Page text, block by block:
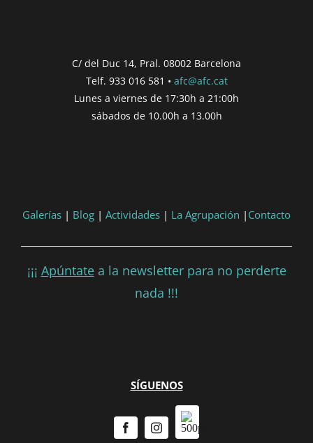
C/ del Duc 14, Pral. 08002 Barcelona
Telf. 933 016 581 • afc@afc.cat
Lunes a viernes de 17:30h a 21:00h
sábados de 10.00h a 13.00h
Galerías | Blog | Actividades | La Agrupación | Contacto
¡¡¡ Apúntatea la newsletter para no perderte
nada !!!
SÍGUENOS